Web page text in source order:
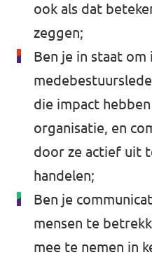
ook als dat
zeggen;
Ben je in staat om
die impact
organisatie, en
door ze actief uit
handelen;
Ben je
mensen te
mee te nemen in